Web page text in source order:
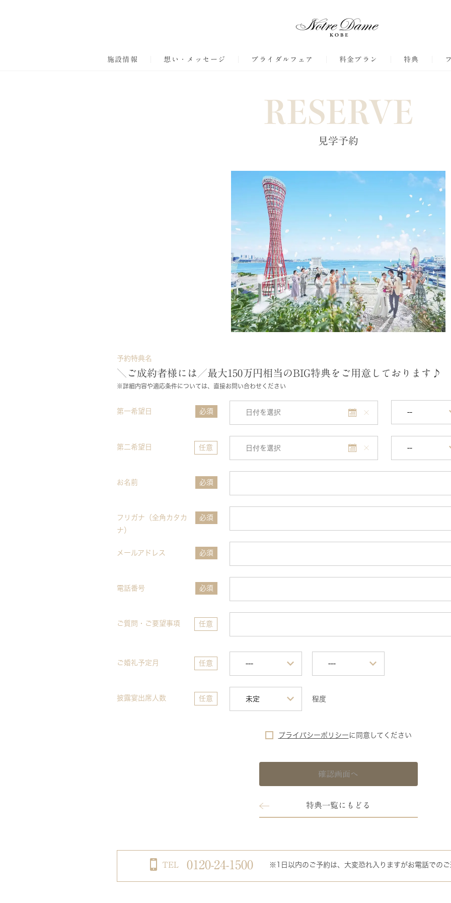
施設情報 想い・メッセージ ブライダルフェア 料金プラン 特典
RESERVE
見学予約
予約特典名
＼ご成約者様には／最大150万円相当のBIG特典をご用意しております♪
※詳細内容や適応条件については、直接お問い合わせください
第一希望日 必須
第二希望日 任意
お名前 必須
フリガナ（全角カタカ
ナ）
必須
メールアドレス 必須
電話番号 必須
ご質問・ご要望事項 任意
ご婚礼予定月 任意
披露宴出席人数 任意 程度
プライバシーポリシー に 同意してください
確認画面へ
特典一覧にもどる
TEL 0120-24-1500 ※1日以内のご予約は、大変恐れ入りますがお電話でのご